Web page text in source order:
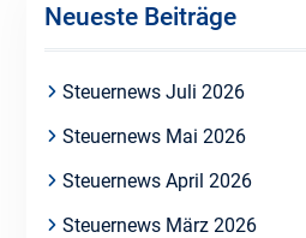
Neueste Beiträge
Steuernews Juli 2026
Steuernews Mai 2026
Steuernews April 2026
Steuernews März 2026